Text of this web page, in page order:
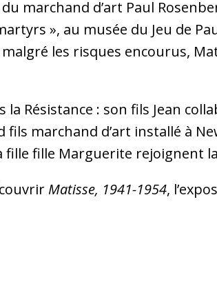
marchand d’art Paul
», au musée du Jeu de
les risques encourus,
Résistance : son fils Jean
marchand d’art installé à
fille fille Marguerite rejoignent
Matisse, 1941-1954,